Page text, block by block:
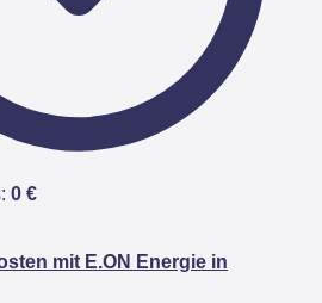
0 €
mit E.ON Energie in